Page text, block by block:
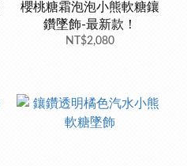
櫻桃糖霜泡泡小熊軟糖鑲
鑽墜飾-最新款！
NT$2,080